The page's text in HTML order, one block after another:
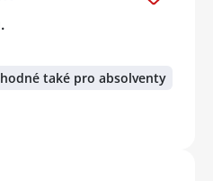
také pro absolventy